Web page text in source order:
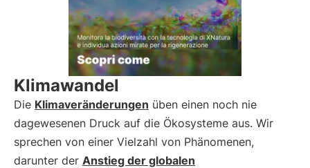
Klimawandel
Die Klimaveränderungen üben einen noch nie
dagewesenen Druck auf die Ökosysteme aus. Wir
sprechen von einer Vielzahl von Phänomenen,
darunter der Anstieg der globalen